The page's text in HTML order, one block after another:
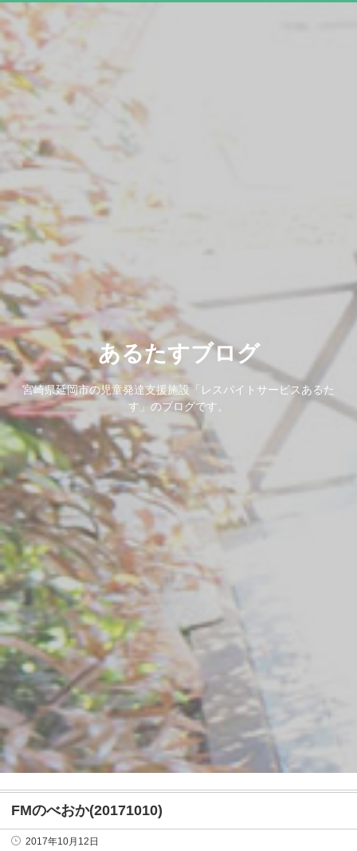
あるたすブログ
宮崎県延岡市の児童発達支援施設「レスパイトサービスあるた
す」のブログです。
FMのべおか(20171010)
2017年10月12日